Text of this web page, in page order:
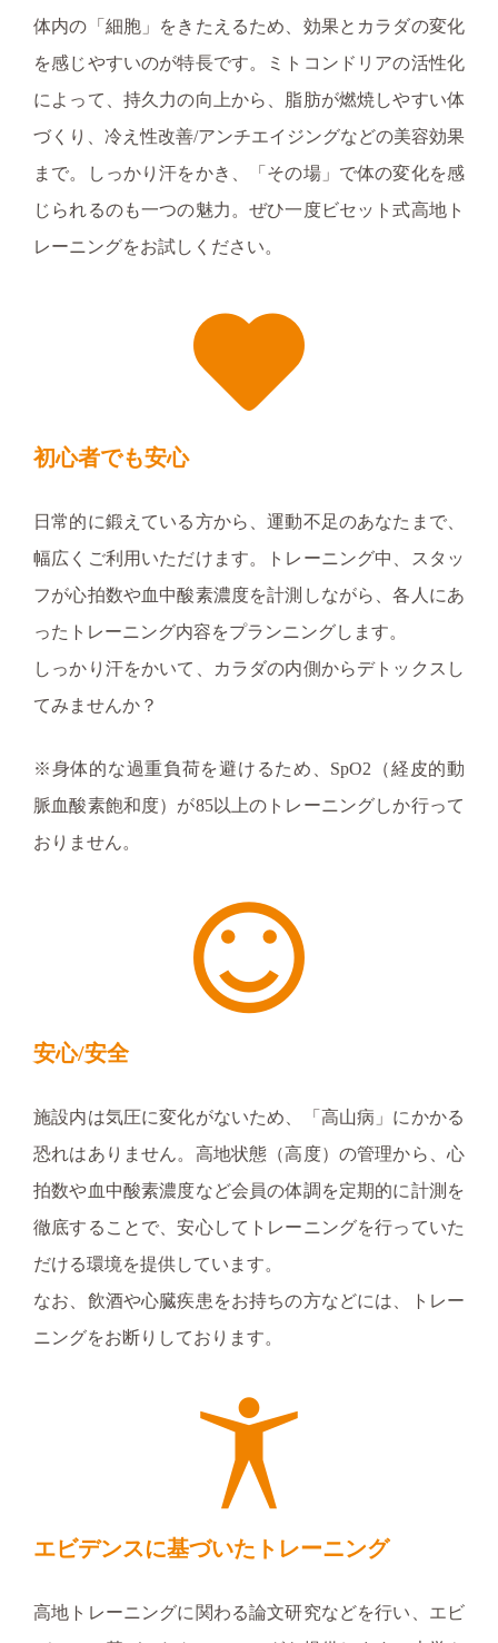
体内の「細胞」をきたえるため、効果とカラダの変化
を感じやすいのが特長です。ミトコンドリアの活性化
によって、持久力の向上から、脂肪が燃焼しやすい体
づくり、冷え性改善/アンチエイジングなどの美容効果
まで。しっかり汗をかき、「その場」で体の変化を感
じられるのも一つの魅力。ぜひ一度ビセット式高地ト
レーニングをお試しください。
初心者でも安心
日常的に鍛えている方から、運動不足のあなたまで、
幅広くご利用いただけます。トレーニング中、スタッ
フが心拍数や血中酸素濃度を計測しながら、各人にあ
ったトレーニング内容をプランニングします。
しっかり汗をかいて、カラダの内側からデトックスし
てみませんか？
※身体的な過重負荷を避けるため、SpO2（経皮的動
脈血酸素飽和度）が85以上のトレーニングしか行って
おりません。
安心/安全
施設内は気圧に変化がないため、「高山病」にかかる
恐れはありません。高地状態（高度）の管理から、心
拍数や血中酸素濃度など会員の体調を定期的に計測を
徹底することで、安心してトレーニングを行っていた
だける環境を提供しています。
なお、飲酒や心臓疾患をお持ちの方などには、トレー
ニングをお断りしております。
エビデンスに基づいたトレーニング
高地トレーニングに関わる論文研究などを行い、エビ